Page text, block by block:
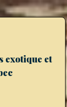
exotique et